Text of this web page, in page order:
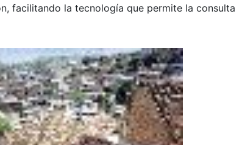
facilitando la tecnología que permite la consulta